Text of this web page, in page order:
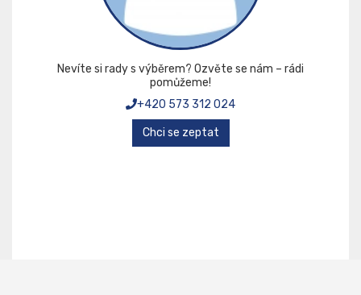
Nevíte si rady s výběrem? Ozvěte se nám – rádi
pomůžeme!
+420 573 312 024
Chci se zeptat